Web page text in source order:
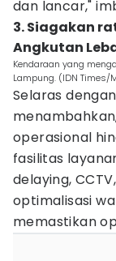
dan lancar,"
3. Siagakan
Angkutan
Kendaraan yang
Lampung. (IDN Times/
Selaras
operasional
fasilitas
delaying,
optimalisasi
memastikan